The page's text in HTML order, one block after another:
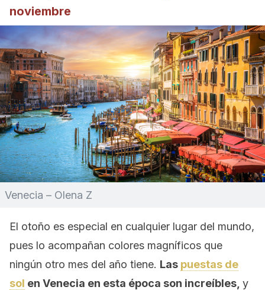
noviembre
Venecia – Olena Z
El otoño es especial en cualquier lugar del mundo,
pues lo acompañan colores magníficos que
ningún otro mes del año tiene. Las puestas de
sol en Venecia en esta época son increíbles, y